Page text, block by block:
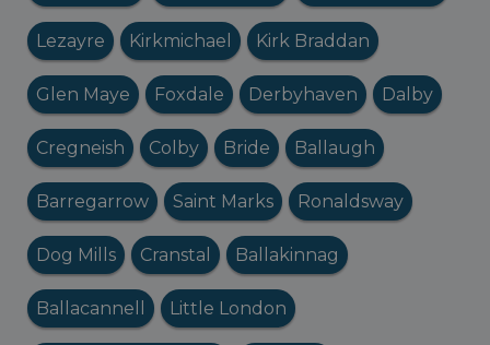
Lezayre Kirkmichael Kirk Braddan
Glen Maye Foxdale Derbyhaven Dalby
Cregneish Colby Bride Ballaugh
Barregarrow Saint Marks Ronaldsway
Dog Mills Cranstal Ballakinnag
Ballacannell Little London